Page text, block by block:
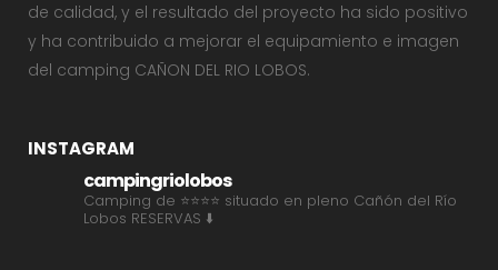
de calidad, y el resultado del proyecto ha sido positivo
y ha contribuido a mejorar el equipamiento e imagen
del camping CAÑON DEL RIO LOBOS.
INSTAGRAM
campingriolobos
Camping de ⭐⭐⭐⭐ situado en pleno Cañón del Río
Lobos RESERVAS ⬇️